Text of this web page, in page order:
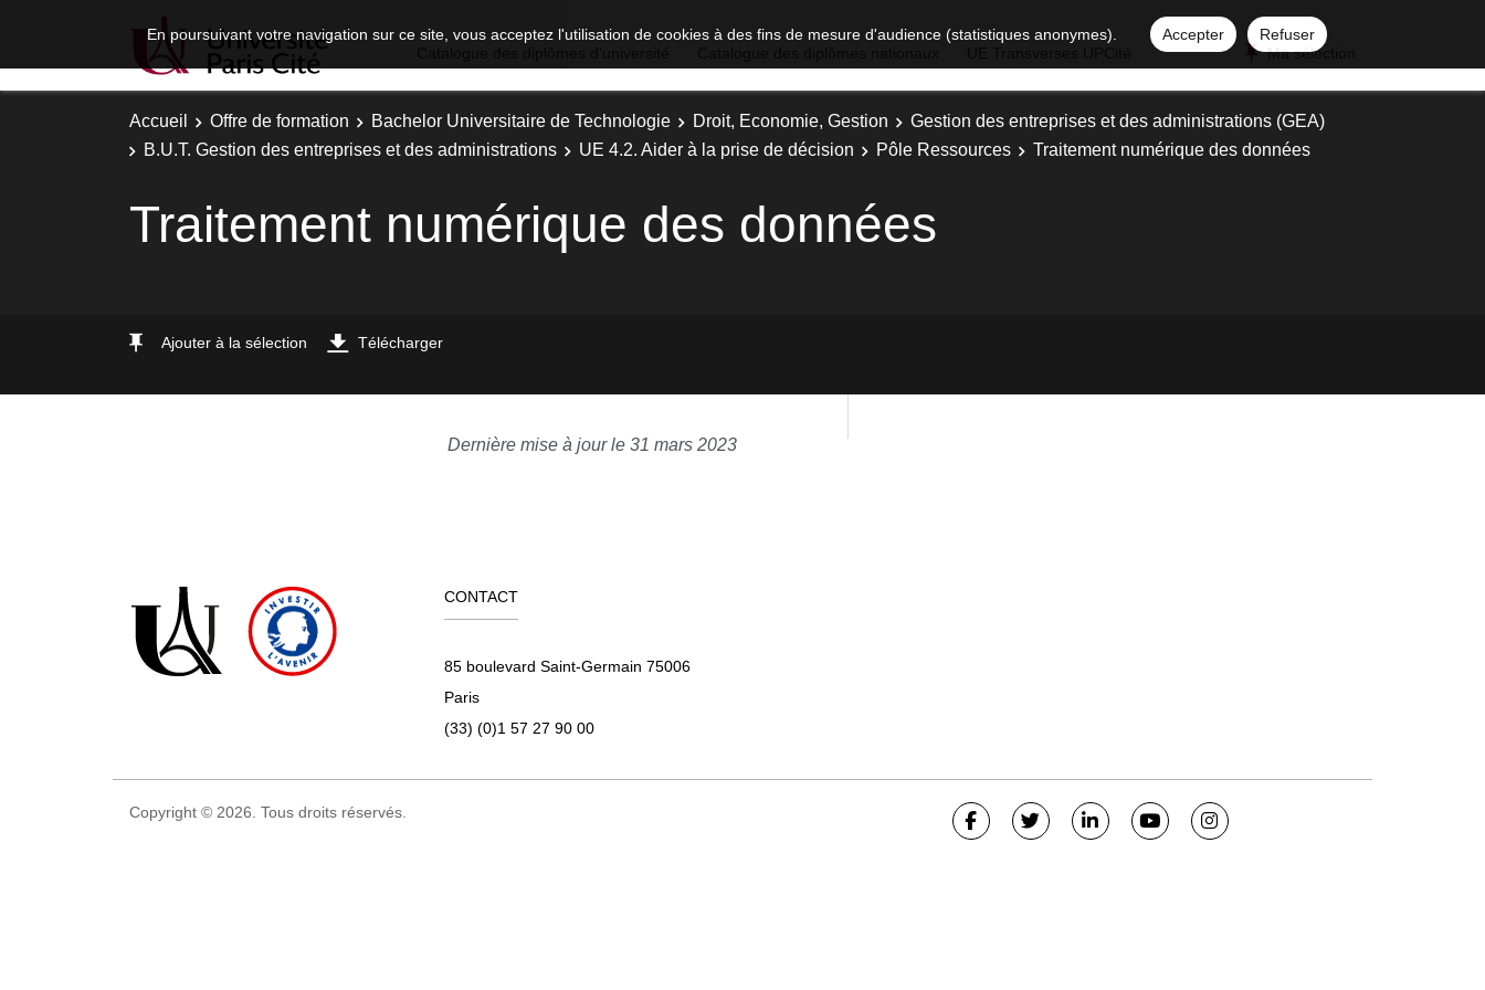
En poursuivant votre navigation sur ce site, vous acceptez l'utilisation de cookies à des fins de mesure d'audience (statistiques anonymes). Accepter
Refuser
Ma sélection
Accueil Offre de formation Bachelor Universitaire de Technologie Droit, Economie, Gestion
Gestion des entreprises et des administrations (GEA)
B.U.T. Gestion des entreprises et des administrations
UE 4.2. Aider à la prise de décision Pôle Ressources Traitement numérique des données
Traitement numérique des données
Ajouter à la sélection Télécharger
Dernière mise à jour le 31 mars 2023
CONTACT
85 boulevard Saint-Germain 75006
Paris
(33) (0)1 57 27 90 00
Copyright © 2026. Tous droits réservés.